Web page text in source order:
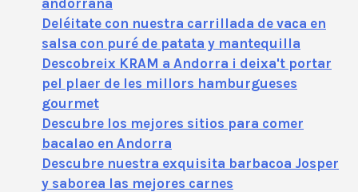
Deléitate con nuestra carrillada de vaca en
salsa con puré de patata y mantequilla
Descobreix KRAM a Andorra i deixa't portar
pel plaer de les millors hamburgueses
gourmet
Descubre los mejores sitios para comer
bacalao en Andorra
Descubre nuestra exquisita barbacoa Josper
y saborea las mejores carnes